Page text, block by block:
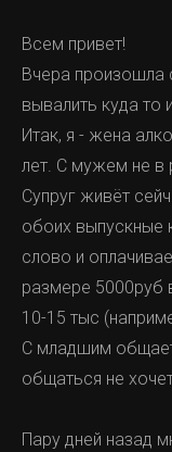
Всем привет!
Вчера произошла
вывалить куда то
Итак, я - жена
лет. С мужем не в
Супруг живёт
обоих выпускные
слово и
размере 5000руб
10-15 тыс
С младшим
общаться не
Пару дней назад